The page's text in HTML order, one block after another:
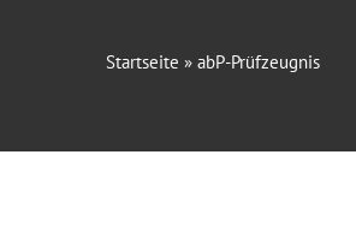
Startseite » abP-Prüfzeugnis